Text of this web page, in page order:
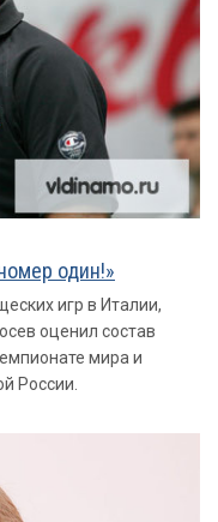
один!»
игр в Италии,
оценил состав
мира и
России.